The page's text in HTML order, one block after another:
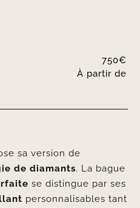
À partir de
750€
sa version de
de diamants. La bague
se distingue par ses
personnalisables tant